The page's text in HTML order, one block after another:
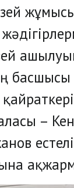
басшысы
–